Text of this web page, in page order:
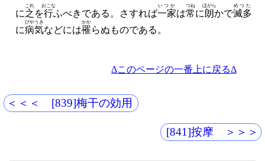
に之
これ
を行
おこな
ふべきである。 さすれば一家
いつか
は常
つね
に朗
ほがら
かで滅多
めつた
に病気
びやうき
などには罹
かか
らぬものである。
Δこのページの一番上に戻るΔ
＜＜＜ [839]梅干の効用
[841]按摩 ＞＞＞